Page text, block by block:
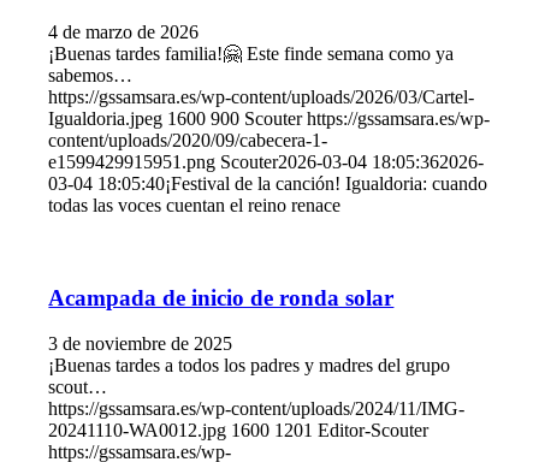
4 de marzo de 2026
¡Buenas tardes familia!🤗 Este finde semana como ya
sabemos…
https://gssamsara.es/wp-content/uploads/2026/03/Cartel-
Igualdoria.jpeg 1600 900 Scouter https://gssamsara.es/wp-
content/uploads/2020/09/cabecera-1-
e1599429915951.png Scouter2026-03-04 18:05:362026-
03-04 18:05:40¡Festival de la canción! Igualdoria: cuando
todas las voces cuentan el reino renace
Acampada de inicio de ronda solar
3 de noviembre de 2025
¡Buenas tardes a todos los padres y madres del grupo
scout…
https://gssamsara.es/wp-content/uploads/2024/11/IMG-
20241110-WA0012.jpg 1600 1201 Editor-Scouter
https://gssamsara.es/wp-